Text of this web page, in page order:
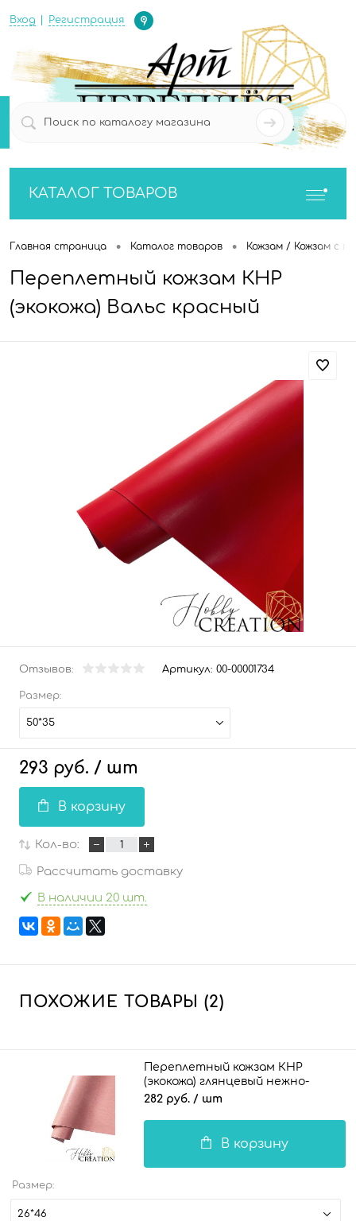
Вход Регистрация
Определение
0
КАТАЛОГ ТОВАРОВ
Главная страница • Каталог товаров • Кожзам / Кожзам с
Переплетный кожзам КНР
(экокожа) Вальс красный
Отзывов: Артикул: 00-00001734
Размер:
50*35
293 руб. / шт
В корзину
Кол-во:
Рассчитать доставку
В наличии 20 шт.
ПОХОЖИЕ ТОВАРЫ (2)
Переплетный кожзам КНР
(экокожа) глянцевый нежно-
розовый
282 руб. / шт
В корзину
Размер:
26*46